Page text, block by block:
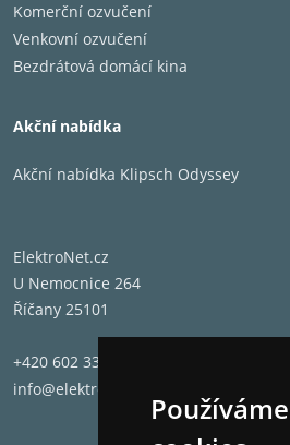
Komerční ozvučení
Venkovní ozvučení
Bezdrátová domácí kina
Akční nabídka
Akční nabídka Klipsch Odyssey
ElektroNet.cz
U Nemocnice 264
Říčany 25101
+420 602 331 662
info@elektronet.cz